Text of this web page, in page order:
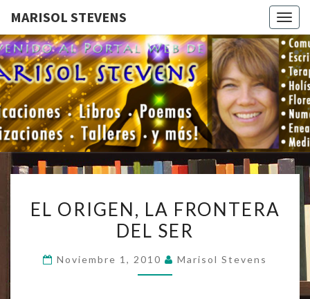
MARISOL STEVENS
MARISOL
STEVENS
Bienvenidos
A Mi Portal
Web.
ORIGEN,
LA
DEL
EL ORIGEN, LA FRONTERA
DEL SER
Noviembre 1, 2010 Marisol Stevens